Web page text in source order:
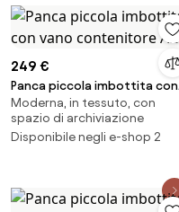
249 €
Panca piccola imbottita con
vano contenitore Alto
Moderna, in tessuto, con
spazio di archiviazione
Disponibile negli e-shop 2